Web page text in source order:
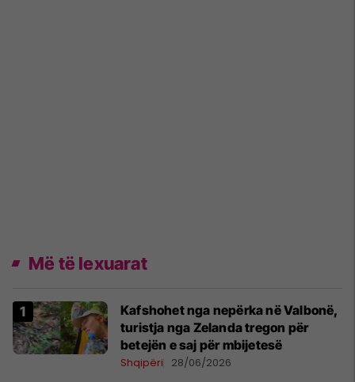
Më të lexuarat
Kafshohet nga nepërka në Valbonë,
turistja nga Zelanda tregon për
betejën e saj për mbijetesë
Shqipëri 28/06/2026